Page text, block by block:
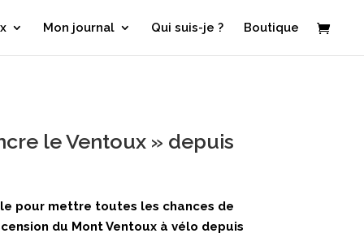
Mon journal Qui suis-je ? Boutique
le Ventoux » depuis
pour mettre toutes les chances de
du Mont Ventoux à vélo depuis